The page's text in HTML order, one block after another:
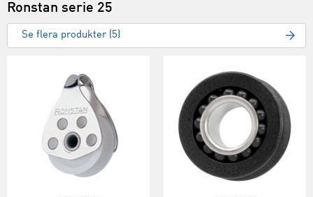
Ronstan serie 25
Se flera produkter (5)